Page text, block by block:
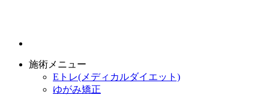
施術メニュー
Eトレ(メディカルダイエット)
ゆがみ矯正